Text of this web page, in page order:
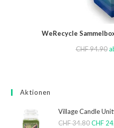
WeRecycle
CHF94.90
Aktionen
Village Candle
CHF34.80 CHF